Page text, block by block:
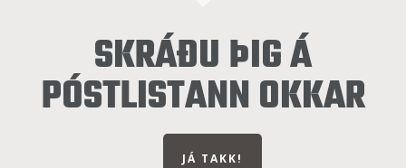
SKRÁÐU ÞIG Á
PÓSTLISTANN OKKAR
JÁ TAKK!